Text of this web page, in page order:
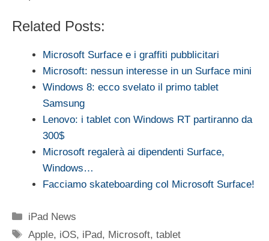
Related Posts:
Microsoft Surface e i graffiti pubblicitari
Microsoft: nessun interesse in un Surface mini
Windows 8: ecco svelato il primo tablet
Samsung
Lenovo: i tablet con Windows RT partiranno da
300$
Microsoft regalerà ai dipendenti Surface,
Windows…
Facciamo skateboarding col Microsoft Surface!
Categorie
iPad News
Tag
Apple, iOS, iPad, Microsoft,tablet